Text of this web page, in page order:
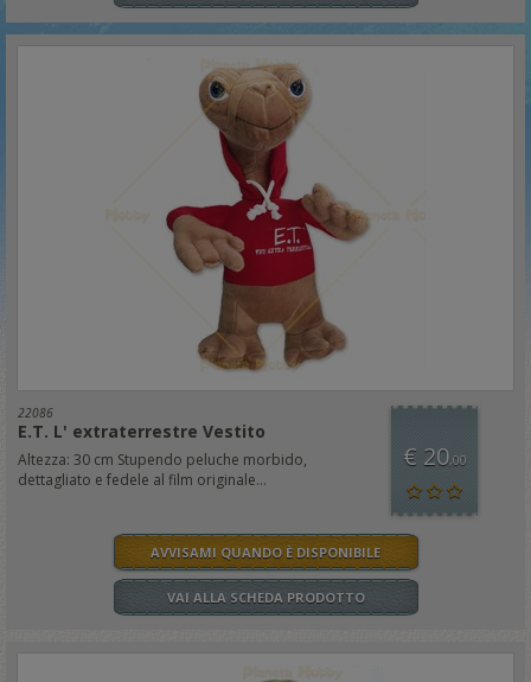
22086
E.T. L' extraterrestre Vestito
Altezza: 30 cm Stupendo peluche morbido,
dettagliato e fedele al film originale...
€ 20,00
AVVISAMI QUANDO È DISPONIBILE
VAI ALLA SCHEDA PRODOTTO